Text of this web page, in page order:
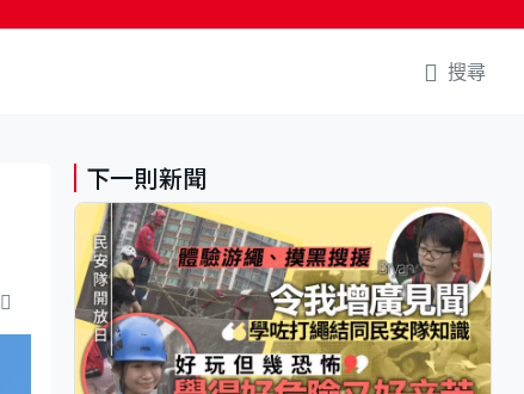
搜尋
下一則新聞